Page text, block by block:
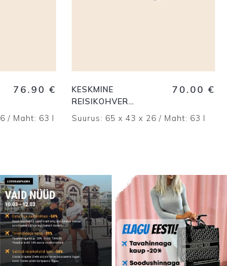
76.90 €
/ Maht: 63 l
KESKMINE
REISIKOHVER
BURGUNDIA (TR059-
70.00 €
Suurus: 65 x 43 x 26 / Maht: 63 l